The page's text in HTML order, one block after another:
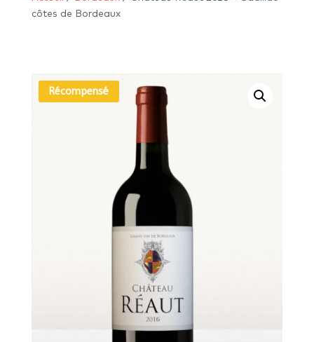
côtes de Bordeaux
Récompensé